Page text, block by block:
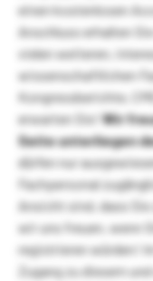
einen kostenlosen
Anschluss erhalten
vielen weiteren,
wissenschaftlichen
Kongressberichte,
erwarten Sie!Wir
Seite unterliegen
dürfen nur
Fachpersonal
Ansicht sind, dass
wir uns freuen, wenn
registrieren würden!
Zugang zu diesem